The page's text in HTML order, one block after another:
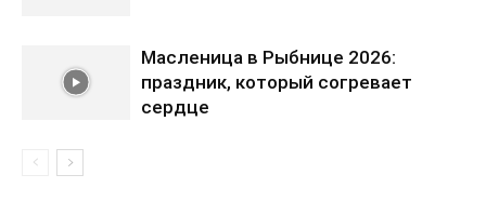
Масленица в Рыбнице 2026:
праздник, который согревает
сердце